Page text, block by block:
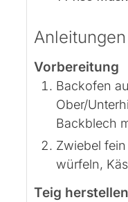
Anleitungen
Vorbereitung
Backofen
Ober/
Backblech
Zwiebel
würfeln,
Teig